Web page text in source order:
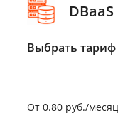
DBaaS
Выбрать
От 0.80 руб./месяц